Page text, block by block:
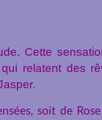
Cette
relatent des
soit de